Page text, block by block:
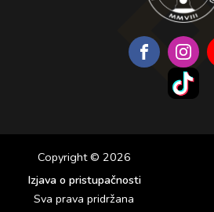
Copyright © 2026
Izjava o pristupačnosti
Sva prava pridržana